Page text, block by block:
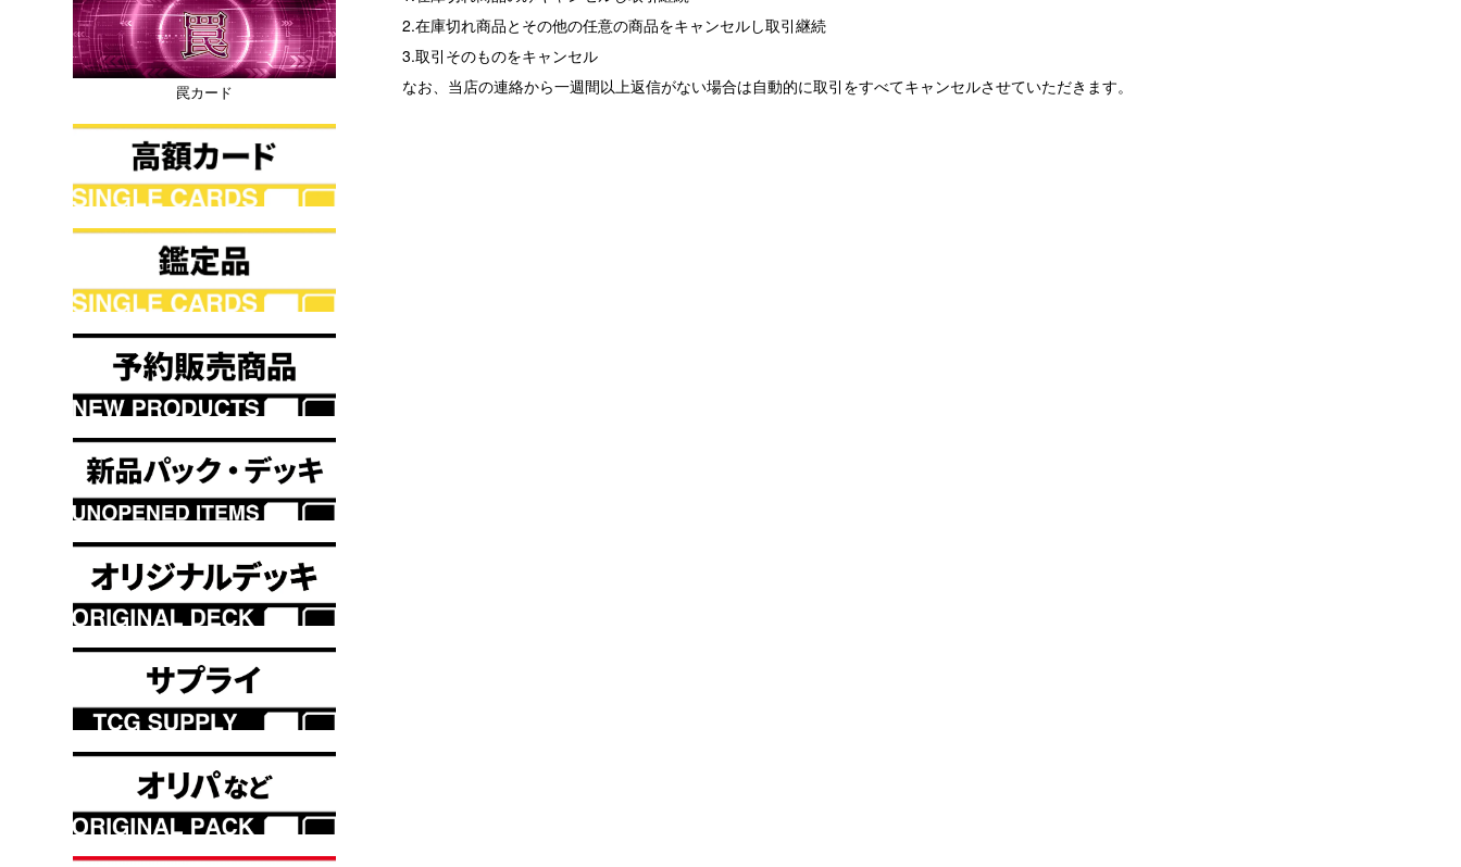
2.在庫切れ商品とその他の任意の商品をキャンセルし取引継続
3.取引そのものをキャンセル
なお、当店の連絡から一週間以上返信がない場合は自動的に取引をすべてキャンセルさせていただきます。
罠カード